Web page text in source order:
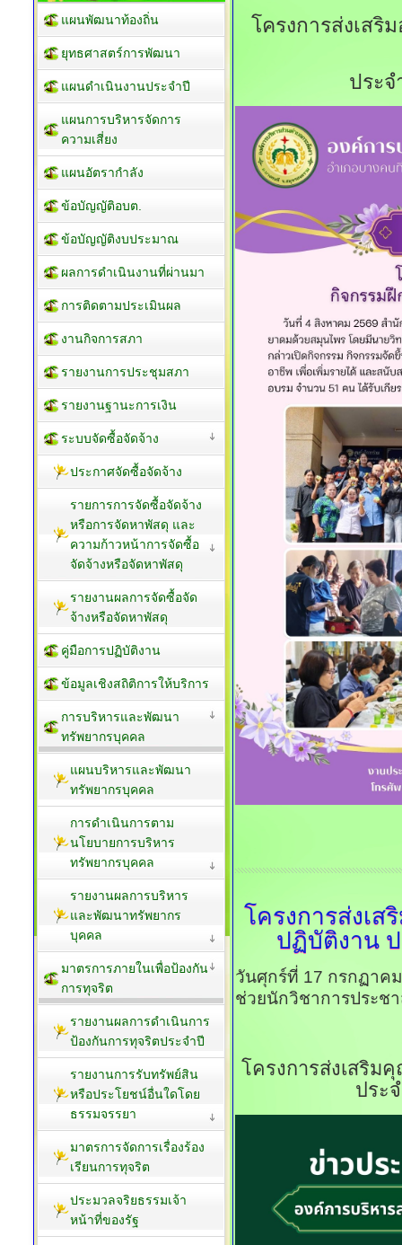
โครงการส่งเสริ
ประ
โครงการส่งเ
ปฏิบัติงาน
วันศุกร์ที่ 17 กรกฏาค
ช่วยนักวิชาการประช
โครงการส่งเสริม
ประ
แผนพัฒนาท้องถิ่น
ยุทธศาสตร์การพัฒนา
แผนดำเนินงานประจำปี
แผนการบริหารจัดการ
ความเสี่ยง
แผนอัตรากำลัง
ข้อบัญญัติอบต.
ข้อบัญญัติงบประมาณ
ผลการดำเนินงานที่ผ่านมา
การติดตามประเมินผล
งานกิจการสภา
รายงานการประชุมสภา
รายงานฐานะการเงิน
ระบบจัดซื้อจัดจ้าง
ประกาศจัดซื้อจัดจ้าง
รายการการจัดซื้อจัดจ้าง
หรือการจัดหาพัสดุ และ
ความก้าวหน้าการจัดซื้อ
จัดจ้างหรือจัดหาพัสดุ
รายงานผลการจัดซื้อจัด
จ้างหรือจัดหาพัสดุ
คู่มือการปฏิบัติงาน
ข้อมูลเชิงสถิติการให้บริการ
การบริหารและพัฒนา
ทรัพยากรบุคคล
แผนบริหารและพัฒนา
ทรัพยากรบุคคล
การดำเนินการตาม
นโยบายการบริหาร
ทรัพยากรบุคคล
รายงานผลการบริหาร
และพัฒนาทรัพยากร
บุคคล
มาตรการภายในเพื่อป้องกัน
การทุจริต
รายงานผลการดำเนินการ
ป้องกันการทุจริตประจำปี
รายงานการรับทรัพย์สิน
หรือประโยชน์อื่นใดโดย
ธรรมจรรยา
มาตรการจัดการเรื่องร้อง
เรียนการทุจริต
ประมวลจริยธรรมเจ้า
หน้าที่ของรัฐ